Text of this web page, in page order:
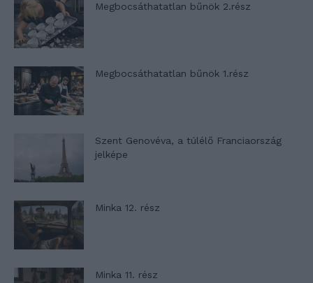
Megbocsáthatatlan bűnök 2.rész
Megbocsáthatatlan bűnök 1.rész
Szent Genovéva, a túlélő Franciaország
jelképe
Minka 12. rész
Minka 11. rész